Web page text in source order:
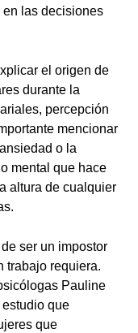
las decisiones
el origen de
durante la
percepción
mencionar
o la
mental que hace
altura de cualquier
ser un impostor
trabajo requiera.
Pauline
que
que